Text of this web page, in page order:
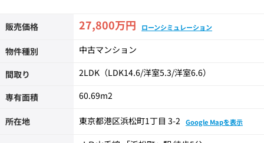
販売価格 27,800万円 ローンシミュレーション
物件種別 中古マンション
間取り 2LDK（LDK14.6/洋室5.3/洋室6.6）
専有面積 60.69m2
所在地 東京都港区浜松町1丁目 3-2 Google Mapを表示